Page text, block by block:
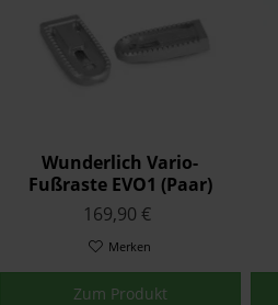
Wunderlich Vario-
Fußraste EVO1 (Paar)
169,90 €
Merken
Zum Produkt